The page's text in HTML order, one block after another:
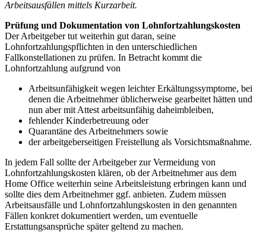
Arbeitsausfällen mittels Kurzarbeit.
Prüfung und Dokumentation von Lohnfortzahlungskosten
Der Arbeitgeber tut weiterhin gut daran, seine
Lohnfortzahlungspflichten in den unterschiedlichen
Fallkonstellationen zu prüfen. In Betracht kommt die
Lohnfortzahlung aufgrund von
Arbeitsunfähigkeit wegen leichter Erkältungssymptome, bei
denen die Arbeitnehmer üblicherweise gearbeitet hätten und
nun aber mit Attest arbeitsunfähig daheimbleiben,
fehlender Kinderbetreuung oder
Quarantäne des Arbeitnehmers sowie
der arbeitgeberseitigen Freistellung als Vorsichtsmaßnahme.
In jedem Fall sollte der Arbeitgeber zur Vermeidung von
Lohnfortzahlungskosten klären, ob der Arbeitnehmer aus dem
Home Office weiterhin seine Arbeitsleistung erbringen kann und
sollte dies dem Arbeitnehmer ggf. anbieten. Zudem müssen
Arbeitsausfälle und Lohnfortzahlungskosten in den genannten
Fällen konkret dokumentiert werden, um eventuelle
Erstattungsansprüche später geltend zu machen.